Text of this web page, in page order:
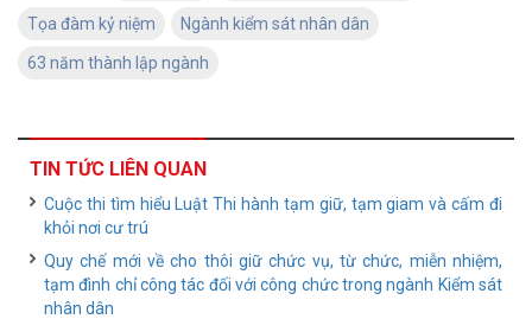
Tọa đàm kỷ niệm Ngành kiểm sát nhân dân
63 năm thành lập ngành
TIN TỨC LIÊN QUAN
Cuộc thi tìm hiểu Luật Thi hành tạm giữ, tạm giam và cấm đi
khỏi nơi cư trú
Quy chế mới về cho thôi giữ chức vụ, từ chức, miễn nhiệm,
tạm đình chỉ công tác đối với công chức trong ngành Kiểm sát
nhân dân